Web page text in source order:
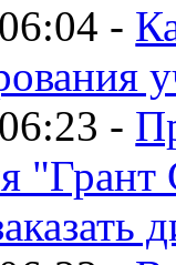
-
-